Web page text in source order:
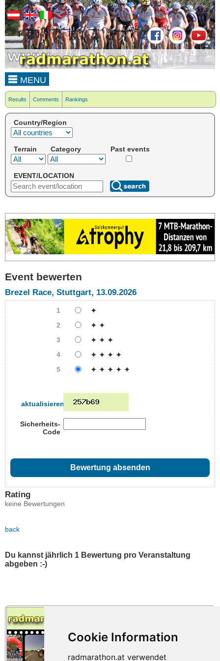
MENU
Results Comments Rankings
Country/Region
Terrain Category Past events
EVENT/LOCATION
Event bewerten
Brezel Race, Stuttgart, 13.09.2026
1 ✦
2 ✦ ✦
3 ✦ ✦ ✦
4 ✦ ✦ ✦ ✦
5 ✦ ✦ ✦ ✦ ✦
aktualisieren
Sicherheits-
Code
Rating
keine Bewertungen
back
Du kannst jährlich 1 Bewertung pro Veranstaltung
abgeben :-)